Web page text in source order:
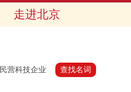
走进北京
民营科技企业 查找名词